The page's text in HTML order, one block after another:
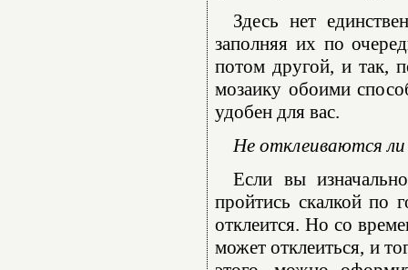
Здесь нет
заполняя их по
потом другой, и так,
мозаику обоими
удобен для вас.
Не отклеиваются ли
Если вы
пройтись скалкой по
отклеится. Но со
может отклеиться, и